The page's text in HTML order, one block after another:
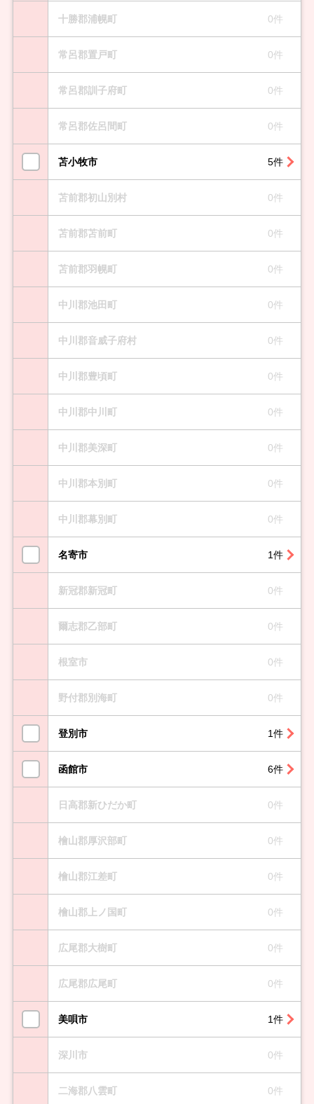
十勝郡浦幌町 0件
常呂郡置戸町 0件
常呂郡訓子府町 0件
常呂郡佐呂間町 0件
苫小牧市 5件
苫前郡初山別村 0件
苫前郡苫前町 0件
苫前郡羽幌町 0件
中川郡池田町 0件
中川郡音威子府村 0件
中川郡豊頃町 0件
中川郡中川町 0件
中川郡美深町 0件
中川郡本別町 0件
中川郡幕別町 0件
名寄市 1件
新冠郡新冠町 0件
爾志郡乙部町 0件
根室市 0件
野付郡別海町 0件
登別市 1件
函館市 6件
日高郡新ひだか町 0件
檜山郡厚沢部町 0件
檜山郡江差町 0件
檜山郡上ノ国町 0件
広尾郡大樹町 0件
広尾郡広尾町 0件
美唄市 1件
深川市 0件
二海郡八雲町 0件